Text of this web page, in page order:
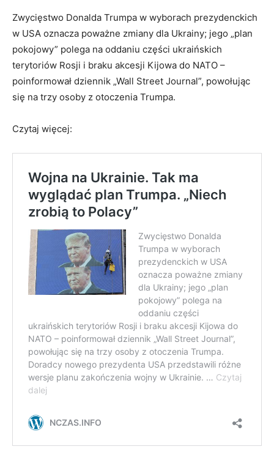
Zwycięstwo Donalda Trumpa w wyborach prezydenckich
w USA oznacza poważne zmiany dla Ukrainy; jego „plan
pokojowy” polega na oddaniu części ukraińskich
terytoriów Rosji i braku akcesji Kijowa do NATO –
poinformował dziennik „Wall Street Journal”, powołując
się na trzy osoby z otoczenia Trumpa.
Czytaj więcej: